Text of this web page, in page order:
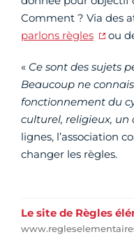
Comment ? Via des
parlons règles
ou
« Ce sont des sujets
Beaucoup ne
fonctionnement du
culturel, religieux, un
lignes, l’association
changer les règles.
Le site de Règles